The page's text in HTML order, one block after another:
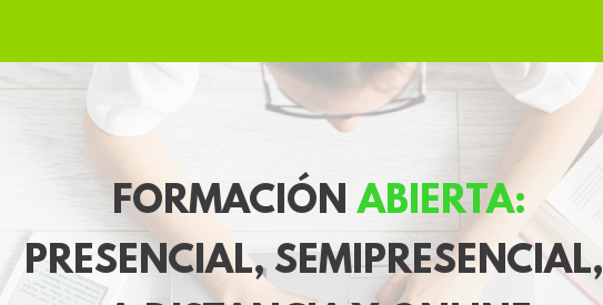
FORMACIÓNABIERTA:
PRESENCIAL, SEMIPRESENCIAL,